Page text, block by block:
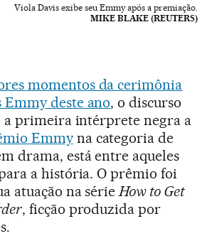
Viola Davis exibe seu Emmy após a premiação.
MIKE BLAKE (REUTERS)
momentos da cerimônia
deste ano, o discurso
a primeira intérprete negra a
Emmyna categoria de
drama, está entre aqueles
a história. O prêmio foi
atuação na sérieHow to Get
, ficção produzida por